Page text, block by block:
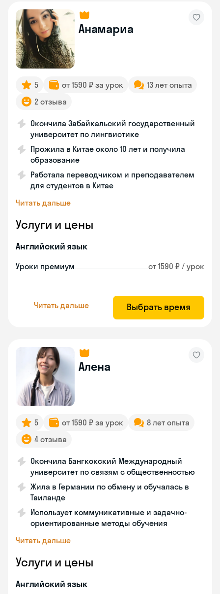
Анамариа
5 от 1590 ₽ за урок
13 лет опыта
2 отзыва
Окончила Забайкальский государственный
университет по лингвистике
Прожила в Китае около 10 лет и получила
образование
Работала переводчиком и преподавателем
для студентов в Китае
Читать дальше
Услуги и цены
Английский язык
Уроки премиум от 1590 ₽ / урок
Читать дальше Выбрать время
Алена
5 от 1590 ₽ за урок
8 лет опыта
4 отзыва
Окончила Бангкокский Международный
университет по связям с общественностью
Жила в Германии по обмену и обучалась в
Таиланде
Использует коммуникативные и задачно-
ориентированные методы обучения
Читать дальше
Услуги и цены
Английский язык